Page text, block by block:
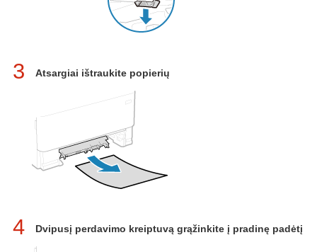
3 Atsargiai ištraukite popierių
4 Dvipusį perdavimo kreiptuvą grąžinkite į pradinę padėtį